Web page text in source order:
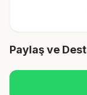
Paylaş ve